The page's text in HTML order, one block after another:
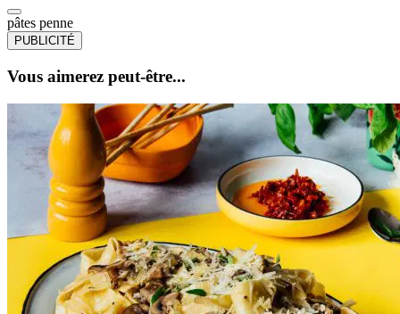
pâtes penne
PUBLICITÉ
Vous aimerez peut-être...